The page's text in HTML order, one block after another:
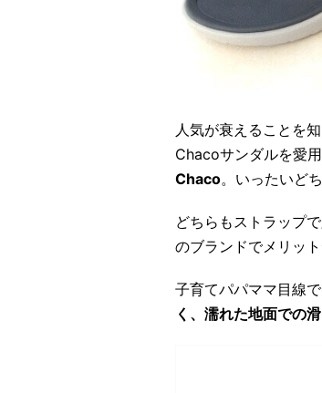
人気が衰えることを
Chacoサンダルを愛
Chaco。いったいど
どちらもストラップ
のブランドでメリッ
子育てパパママ目線
く、濡れた地面での